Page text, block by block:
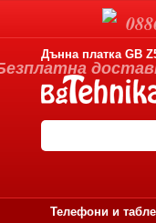
Дънна платка GB
Телефони и